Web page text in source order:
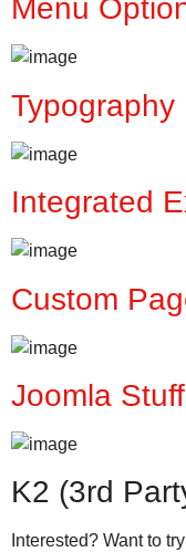
Menu
Typography
Integrated
Custom
Joomla Stuff
K2 (3rd
Interested? Want to try